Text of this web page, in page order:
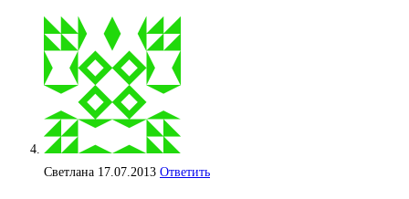
Cветлана 17.07.2013 Ответить